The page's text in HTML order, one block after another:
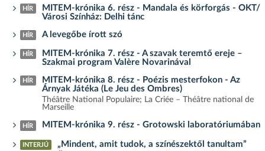
HÍR
MITEM-krónika 6. rész - Mandala és körforgás - OKT/
Városi Színház: Delhi tánc
HÍR A levegőbe írott szó
HÍR
MITEM-krónika 7. rész - A szavak teremtő ereje –
Szakmai program Valère Novarinával
HÍR
MITEM-krónika 8. rész - Poézis mesterfokon - Az
Árnyak Játéka (Le Jeu des Ombres)
Théâtre National Populaire; La Criée – Théâtre national de
Marseille
HÍR MITEM-krónika 9. rész - Grotowski laboratóriumában
INTERJÚ „Mindent, amit tudok, a színészektől tanultam”